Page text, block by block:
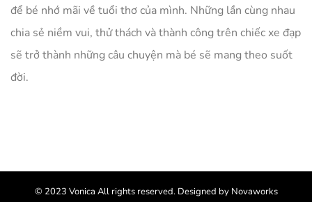
để bé nhớ mãi về tuổi thơ của mình. Những lần cùng nhau
chia sẻ niềm vui, thử thách và thành công trên chiếc xe đạp
sẽ trở thành những câu chuyện mà bé sẽ mang theo suốt
đời.
© 2023 Vonica All rights reserved. Designed by Novaworks